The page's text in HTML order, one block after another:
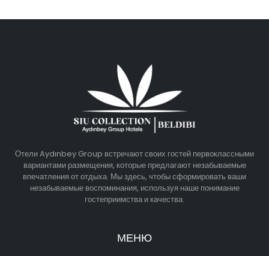
Отели Aydınbey Group встречают своих гостей первоклассными
вариантами размещения, которые предлагают незабываемые
впечатления от отдыха. Мы здесь, чтобы сформировать ваши
незабываемые воспоминания, используя наше понимание
гостеприимства и качества.
МЕНЮ